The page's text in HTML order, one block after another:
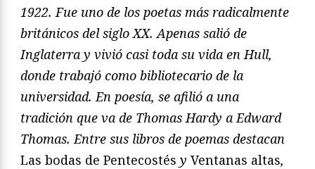
1922. Fue uno de los poetas más radicalmente
británicos del siglo XX. Apenas salió de
Inglaterra y vivió casi toda su vida en Hull,
donde trabajó como bibliotecario de la
universidad. En poesía, se afilió a una
tradición que va de Thomas Hardy a Edward
Thomas. Entre sus libros de poemas destacan
Las bodas de Pentecostés y Ventanas altas,